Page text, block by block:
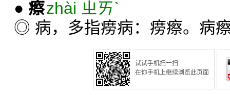
● 瘵zhài ㄓㄞˋ
◎ 病，多指痨病：痨瘵。病
试试手机扫一扫
在你手机上继续浏览此页面